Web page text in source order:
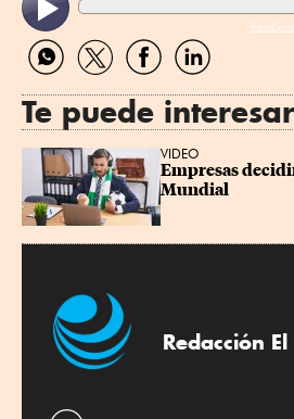
Compartir
por
Compartir
por
Compartir
por
Compartir
por
Te puede interesar
VIDEO
Empresas
Mundial
Redacción